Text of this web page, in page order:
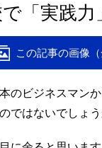
で「実践
この記事の画像（
のビジネスマン
ではないでしょう